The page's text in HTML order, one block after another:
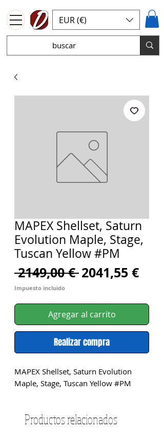
EUR (€)
MAPEX Shellset, Saturn
Evolution Maple, Stage,
Tuscan Yellow #PM
2149,00 € Precio
2041,55 €
Impuesto incluido
Agregar al carrito
Realizar compra
MAPEX Shellset, Saturn Evolution
Maple, Stage, Tuscan Yellow #PM
Productos relacionados